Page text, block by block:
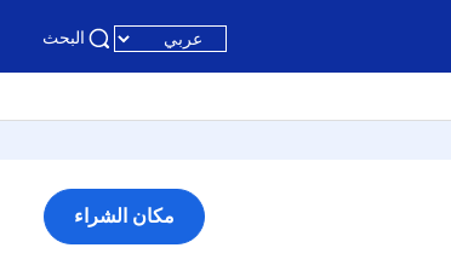
البحث
مكان الشراء